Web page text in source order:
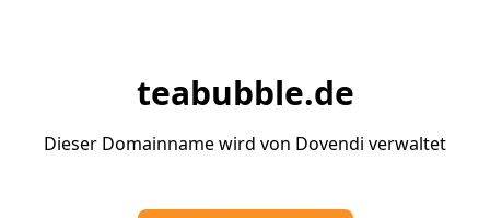
teabubble.de
Dieser Domainname wird von Dovendi verwaltet